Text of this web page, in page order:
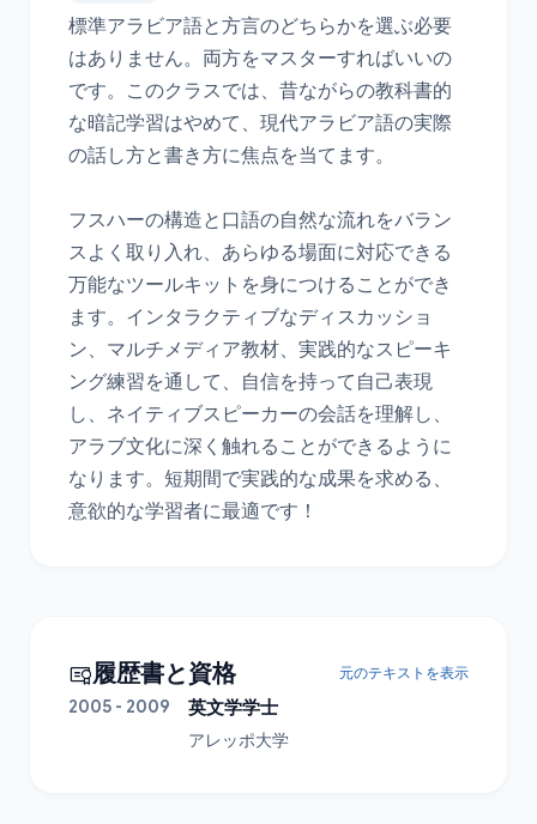
標準アラビア語と方言のどちらかを選ぶ必要
はありません。両方をマスターすればいいの
です。このクラスでは、昔ながらの教科書的
な暗記学習はやめて、現代アラビア語の実際
の話し方と書き方に焦点を当てます。
フスハーの構造と口語の自然な流れをバラン
スよく取り入れ、あらゆる場面に対応できる
万能なツールキットを身につけることができ
ます。インタラクティブなディスカッショ
ン、マルチメディア教材、実践的なスピーキ
ング練習を通して、自信を持って自己表現
し、ネイティブスピーカーの会話を理解し、
アラブ文化に深く触れることができるように
なります。短期間で実践的な成果を求める、
意欲的な学習者に最適です！
履歴書と資格 元のテキストを表示
2005 - 2009
英文学学士
アレッポ大学